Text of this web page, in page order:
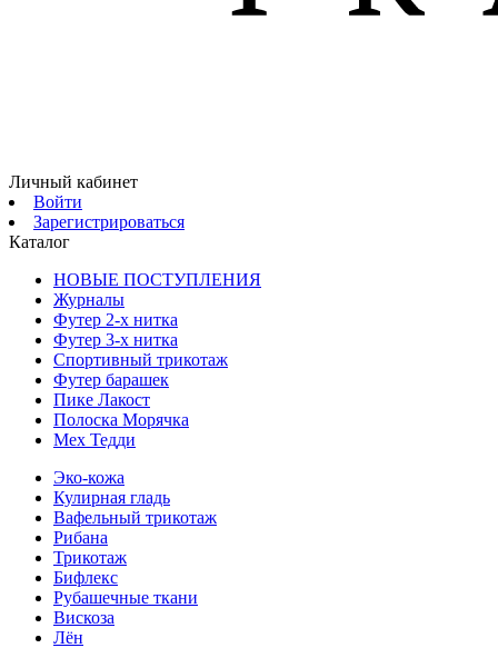
Личный кабинет
Войти
Зарегистрироваться
Каталог
НОВЫЕ ПОСТУПЛЕНИЯ
Журналы
Футер 2-х нитка
Футер 3-х нитка
Спортивный трикотаж
Футер барашек
Пике Лакост
Полоска Морячка
Мех Тедди
Эко-кожа
Кулирная гладь
Вафельный трикотаж
Рибана
Трикотаж
Бифлекс
Рубашечные ткани
Вискоза
Лён